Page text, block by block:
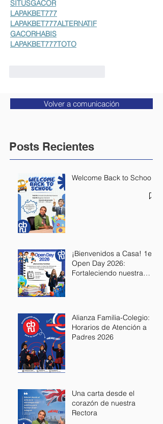
SITUSGACOR
LAPAKBET777
LAPAKBET777ALTERNATIF
GACORHABIS
LAPAKBET777TOTO
Volver a comunicación
Posts Recientes
Welcome Back to School
¡Bienvenidos a Casa! 1er
Open Day 2026:
Fortaleciendo nuestra
Alianza Familia-Colegio:
Horarios de Atención a
Padres 2026
Una carta desde el
corazón de nuestra
Rectora